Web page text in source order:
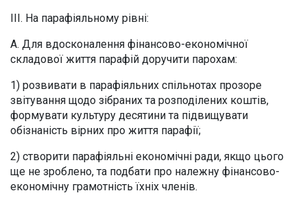
ІІІ. На парафіяльному рівні:
А. Для вдосконалення фінансово-економічної
складової життя парафій доручити парохам:
1) розвивати в парафіяльних спільнотах прозоре
звітування щодо зібраних та розподілених коштів,
формувати культуру десятини та підвищувати
обізнаність вірних про життя парафії;
2) створити парафіяльні економічні ради, якщо цього
ще не зроблено, та подбати про належну фінансово-
економічну грамотність їхніх членів.